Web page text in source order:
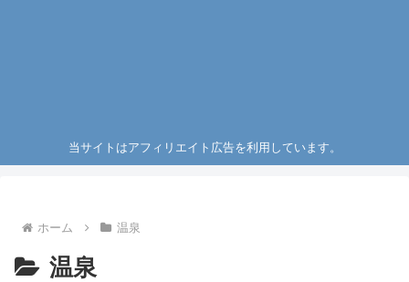
当サイトはアフィリエイト広告を利用しています。
ホーム 温泉
温泉